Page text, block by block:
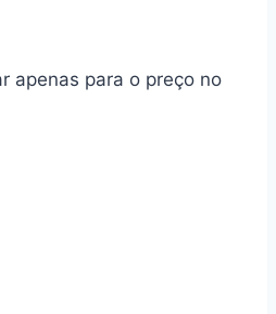
apenas para o preço no